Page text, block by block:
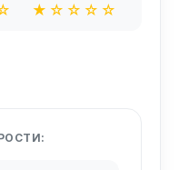
★☆☆☆☆